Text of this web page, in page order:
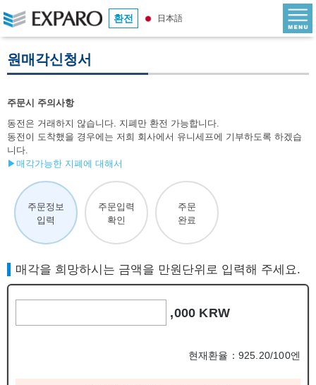
환전 日本語
원매각신청서
주문시 주의사항
동전은 거래하지 않습니다. 지폐만 환전 가능합니다.
동전이 도착했을 경우에는 저희 회사에서 유니세프에 기부하도록 하겠습
니다.
▶매각가능한 지폐에 대해서
주문정보
입력
주문입력
확인
주문
완료
매각을 희망하시는 금액을 만원단위로 입력해 주세요.
,000 KRW
현재환율：925.20/100엔